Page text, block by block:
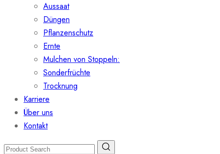
Aussaat
Düngen
Pflanzenschutz
Ernte
Mulchen von Stoppeln:
Sonderfrüchte
Trocknung
Karriere
Über uns
Kontakt